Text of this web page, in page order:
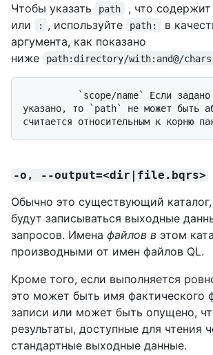
Чтобы указать
path , что
или : , используйте path:
в
аргумента, как показано
ниже
path:directory/with:and@/chars
указано, то `path` не может быть
-o, --output=<dir|file.bqrs>
Обычно это существующий
будут записываться выходные
запросов. Имена файлов в этом
производными от имен файлов QL.
Кроме того, если выполняется
это может быть имя фактического
записи или может быть опущено,
результаты, доступные для чтения
стандартные выходные данные.